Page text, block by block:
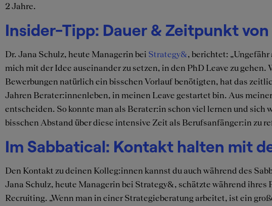
2 Jahre.
Insider-Tipp: Dauer & Zeitpunkt
Dr. Jana Schulz, heute Managerin bei Strategy&, berichtet:
mich mit der Idee auseinander zu setzen, in den PhD Leave zu
Bewerbungen natürlich ein bisschen Vorlauf benötigten, hat das
Jahren Berater:innenleben, in meinen Leave gestartet bin. Aus
entscheiden. So konnte man als Berater:in schon viel lernen und
bisschen Abstand über diese intensive Zeit als Berufsanfänger:in zu
Im Sabbatical: Kontakt halten mit
Den Kontakt zu deinen Kolleg:innen kannst du auch während des
Jana Schulz, heute Managerin bei Strategy&, schätzte während
Recruiting. „Wenn man in einer Strategieberatung arbeitet, ist ein